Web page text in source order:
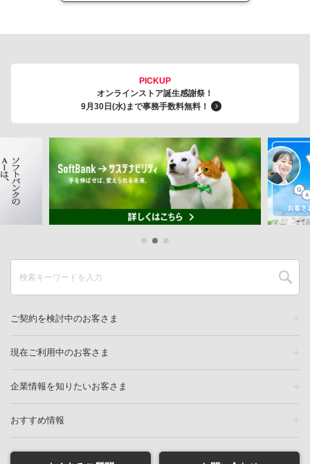
PICKUP
オンラインストア誕生感謝祭！
9月30日(水)まで事務手数料無料！
ご契約を検討中のお客さま
現在ご利用中のお客さま
企業情報を知りたいお客さま
おすすめ情報